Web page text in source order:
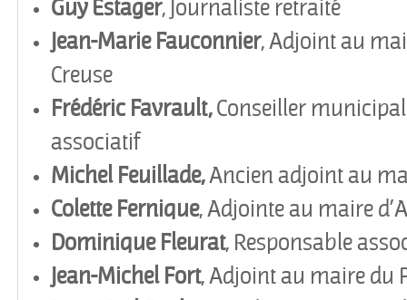
Guy Estager, Journaliste retraité
Jean-Marie Fauconnier, Adjoint au
Creuse
Frédéric Favrault,Conseiller
associatif
Michel Feuillade,Ancien adjoint au
Colette Fernique, Adjointe au maire d’
Dominique Fleurat, Responsable
Jean-Michel Fort, Adjoint au maire du